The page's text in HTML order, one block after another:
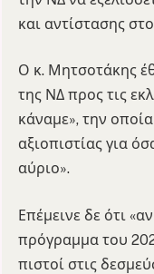
και αντίστασης
Ο κ. Μητσοτάκης
της ΝΔ προς τις
κάναμε», την
αξιοπιστίας για
αύριο».
Επέμεινε δε ότι
πρόγραμμα του
πιστοί στις